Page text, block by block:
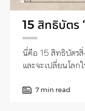
15 สิทธิบัตร
นี่คือ 15 สิทธิบัตร
และจะเปลี่ยนโลก
7 min read